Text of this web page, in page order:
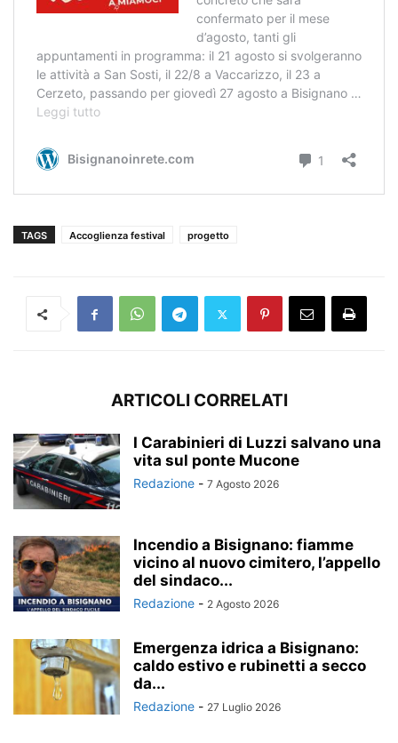
TAGS Accoglienza festival progetto
ARTICOLI CORRELATI
I Carabinieri di Luzzi salvano una
vita sul ponte Mucone
Redazione - 7 Agosto 2026
Incendio a Bisignano: fiamme
vicino al nuovo cimitero, l’appello
del sindaco...
Redazione - 2 Agosto 2026
Emergenza idrica a Bisignano:
caldo estivo e rubinetti a secco
da...
Redazione - 27 Luglio 2026